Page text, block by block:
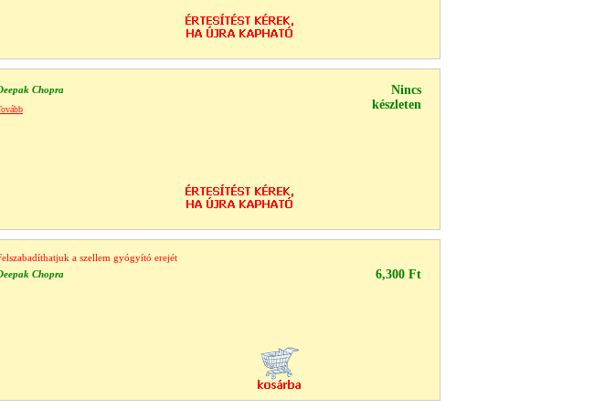
Chopra
Nincs
készleten
a szellem gyógyító erejét
Chopra
6,300 Ft